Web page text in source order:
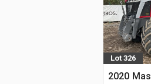
Lot 326
2020